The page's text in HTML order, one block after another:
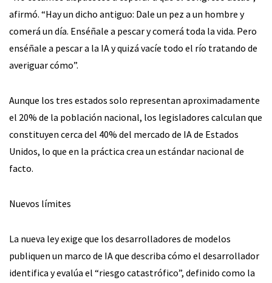
afirmó. “Hay un dicho antiguo: Dale un pez a un hombre y
comerá un día. Enséñale a pescar y comerá toda la vida. Pero
enséñale a pescar a la IA y quizá vacíe todo el río tratando de
averiguar cómo”.
Aunque los tres estados solo representan aproximadamente
el 20% de la población nacional, los legisladores calculan que
constituyen cerca del 40% del mercado de IA de Estados
Unidos, lo que en la práctica crea un estándar nacional de
facto.
Nuevos límites
La nueva ley exige que los desarrolladores de modelos
publiquen un marco de IA que describa cómo el desarrollador
identifica y evalúa el “riesgo catastrófico”, definido como la